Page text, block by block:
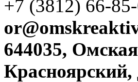
+7 (3812) 66-
644035,
Красноярский,